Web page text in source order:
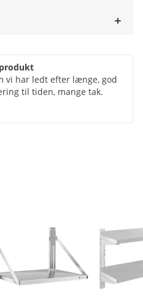
vi har ledt efter længe, god
til tiden, mange tak.